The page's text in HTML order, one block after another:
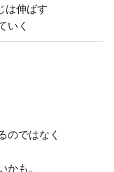
は伸ばす
いく
のではなく
かも。